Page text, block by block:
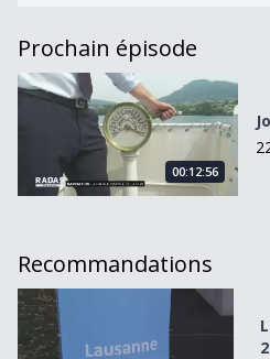
Prochain épisode
Journal du 22 mai 2022
00:12:56
Recommandations
Le Lausanne Marathon 2021